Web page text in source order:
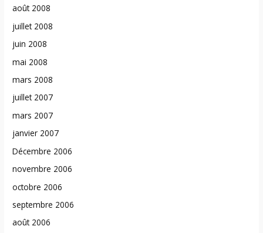
août 2008
juillet 2008
juin 2008
mai 2008
mars 2008
juillet 2007
mars 2007
janvier 2007
Décembre 2006
novembre 2006
octobre 2006
septembre 2006
août 2006